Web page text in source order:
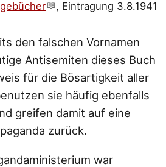
, Eintragung 3.8.1941
den falschen Vornamen
Antisemiten dieses Buch
für die Bösartigkeit aller
sie häufig ebenfalls
greifen damit auf eine
zurück.
war